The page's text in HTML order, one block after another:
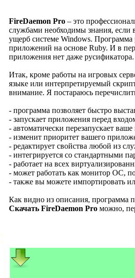
FireDaemon Pro – это
службами необходимы знания, если
ущерб системе Windows. Программа
приложений на основе Ruby. И в
приложения нет даже русификатора.
Итак, кроме работы на игровых
языке или интерпретируемый
внимание. Я постараюсь
- программа позволяет быстро
- запускает приложения перед
- автоматически перезапускает
- изменит приоритет вашего
- редактирует свойства любой из
- интегрируется со стандартными
- работает на всех
- может работать как монитор ОС,
- также вы можете импортировать
Как видно из описания, программа
Скачать FireDaemon Pro можно,